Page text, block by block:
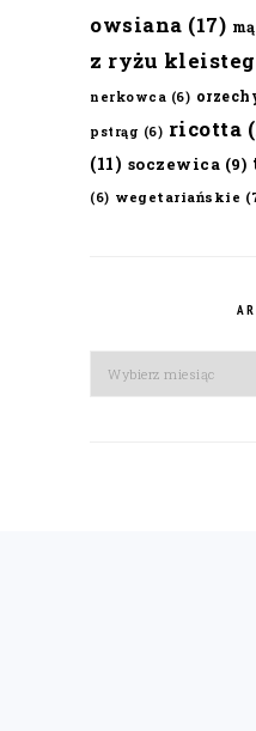
owsiana (17)
z ryżu
nerkowca (6)
pstrąg (6) ricotta
(11) soczewica (9)
(6) wegetariańskie
Archiwa